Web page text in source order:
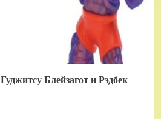
Блейзагот и Рэдбек